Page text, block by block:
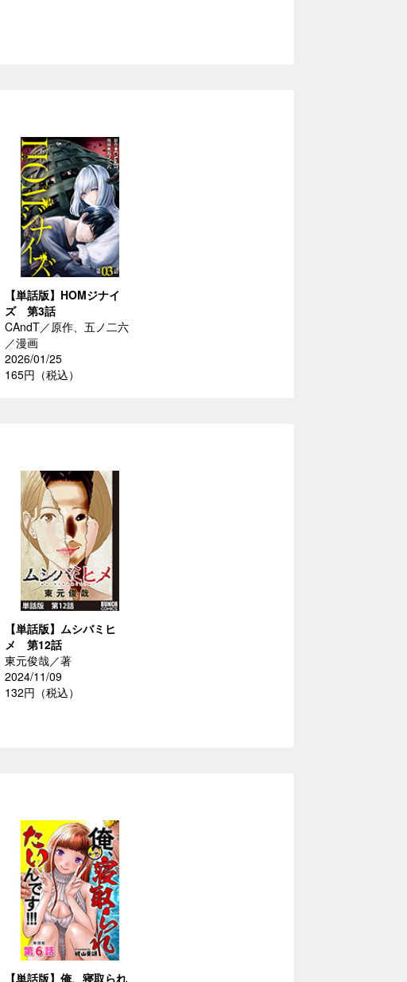
【単話版】HOMジナイ
ズ 第3話
CAndT／原作、五ノ二六
／漫画
2026/01/25
165円（税込）
【単話版】ムシバミヒ
メ 第12話
東元俊哉／著
2024/11/09
132円（税込）
【単話版】俺、寝取られ